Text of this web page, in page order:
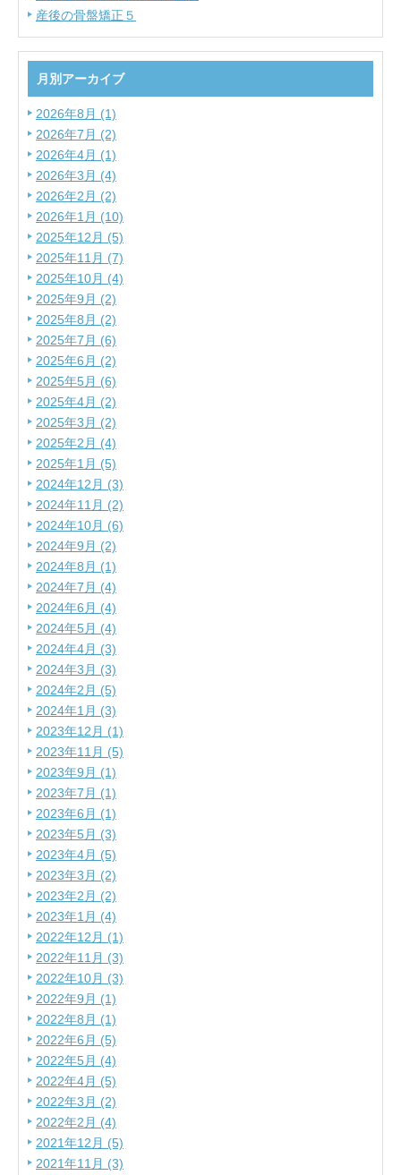
産後の骨盤矯正５
月別アーカイブ
2026年8月 (1)
2026年7月 (2)
2026年4月 (1)
2026年3月 (4)
2026年2月 (2)
2026年1月 (10)
2025年12月 (5)
2025年11月 (7)
2025年10月 (4)
2025年9月 (2)
2025年8月 (2)
2025年7月 (6)
2025年6月 (2)
2025年5月 (6)
2025年4月 (2)
2025年3月 (2)
2025年2月 (4)
2025年1月 (5)
2024年12月 (3)
2024年11月 (2)
2024年10月 (6)
2024年9月 (2)
2024年8月 (1)
2024年7月 (4)
2024年6月 (4)
2024年5月 (4)
2024年4月 (3)
2024年3月 (3)
2024年2月 (5)
2024年1月 (3)
2023年12月 (1)
2023年11月 (5)
2023年9月 (1)
2023年7月 (1)
2023年6月 (1)
2023年5月 (3)
2023年4月 (5)
2023年3月 (2)
2023年2月 (2)
2023年1月 (4)
2022年12月 (1)
2022年11月 (3)
2022年10月 (3)
2022年9月 (1)
2022年8月 (1)
2022年6月 (5)
2022年5月 (4)
2022年4月 (5)
2022年3月 (2)
2022年2月 (4)
2021年12月 (5)
2021年11月 (3)